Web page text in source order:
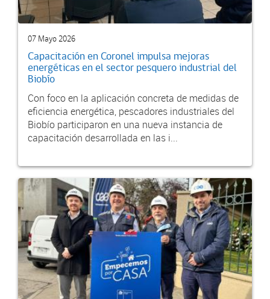
07 Mayo 2026
Capacitación en Coronel impulsa mejoras
energéticas en el sector pesquero industrial del
Biobío
Con foco en la aplicación concreta de medidas de
eficiencia energética, pescadores industriales del
Biobío participaron en una nueva instancia de
capacitación desarrollada en las i...